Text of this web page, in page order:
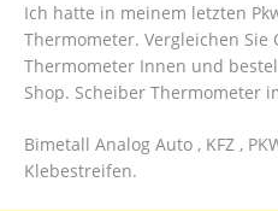
Ich hatte in meinem letzten
Thermometer. Vergleichen
Thermometer Innen und
Shop. Scheiber Thermometer
Bimetall Analog Auto , KFZ ,
Klebestreifen.